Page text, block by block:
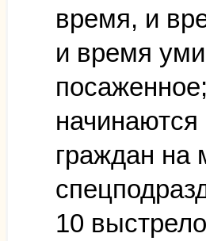
время, и
и время
граждан на
10